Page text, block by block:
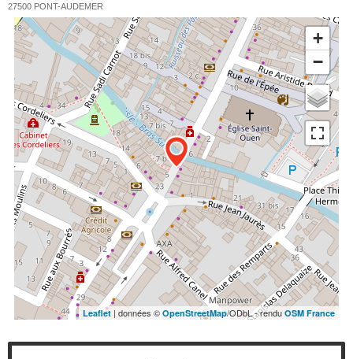
27500 PONT-AUDEMER
+
−
Leaflet | données © OpenStreetMap/ODbL - rendu OSM France